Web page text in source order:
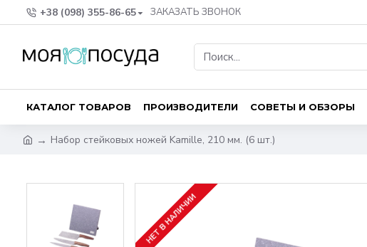
+38 (098) 355-86-65 ЗАКАЗАТЬ ЗВОНОК
КАТАЛОГ ТОВАРОВ ПРОИЗВОДИТЕЛИ СОВЕТЫ И ОБЗОРЫ
Набор стейковых ножей Kamille, 210 мм. (6 шт.)
НЕТ В НАЛИЧИИ